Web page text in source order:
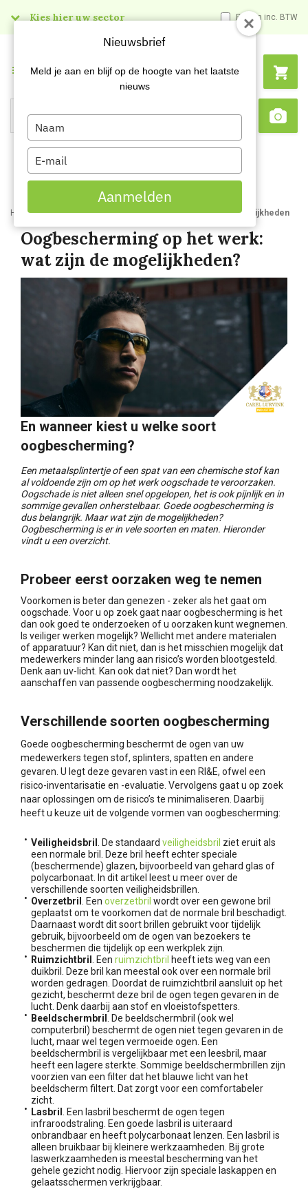
Kies hier uw sector Prijzen inc. BTW
Search
Menu
Home Blog Oogbescherming op het werk wat zijn de mogelijkheden
Oogbescherming op het werk:
wat zijn de mogelijkheden?
En wanneer kiest u welke soort
oogbescherming?
Een metaalsplintertje of een spat van een chemische stof kan
al voldoende zijn om op het werk oogschade te veroorzaken.
Oogschade is niet alleen snel opgelopen, het is ook pijnlijk en in
sommige gevallen onherstelbaar. Goede oogbescherming is
dus belangrijk. Maar wat zijn de mogelijkheden?
Oogbescherming is er in vele soorten en maten. Hieronder
vindt u een overzicht.
Probeer eerst oorzaken weg te nemen
Voorkomen is beter dan genezen - zeker als het gaat om
oogschade. Voor u op zoek gaat naar oogbescherming is het
dan ook goed te onderzoeken of u oorzaken kunt wegnemen.
Is veiliger werken mogelijk? Wellicht met andere materialen
of apparatuur? Kan dit niet, dan is het misschien mogelijk dat
medewerkers minder lang aan risico’s worden blootgesteld.
Denk aan uv-licht. Kan ook dat niet? Dan wordt het
aanschaffen van passende oogbescherming noodzakelijk.
Verschillende soorten oogbescherming
Goede oogbescherming beschermt de ogen van uw
medewerkers tegen stof, splinters, spatten en andere
gevaren. U legt deze gevaren vast in een RI&E, ofwel een
risico-inventarisatie en -evaluatie. Vervolgens gaat u op zoek
naar oplossingen om de risico’s te minimaliseren. Daarbij
heeft u keuze uit de volgende vormen van oogbescherming:
Veiligheidsbril . De standaard veiligheidsbril ziet eruit als
een normale bril. Deze bril heeft echter speciale
(beschermende) glazen, bijvoorbeeld van gehard glas of
polycarbonaat. In dit artikel leest u meer over de
verschillende soorten veiligheidsbrillen.
Overzetbril . Een overzetbril wordt over een gewone bril
geplaatst om te voorkomen dat de normale bril beschadigt.
Daarnaast wordt dit soort brillen gebruikt voor tijdelijk
gebruik, bijvoorbeeld om de ogen van bezoekers te
beschermen die tijdelijk op een werkplek zijn.
Ruimzichtbril . Een ruimzichtbril heeft iets weg van een
duikbril. Deze bril kan meestal ook over een normale bril
worden gedragen. Doordat de ruimzichtbril aansluit op het
gezicht, beschermt deze bril de ogen tegen gevaren in de
lucht. Denk daarbij aan stof en vloeistofspetters.
Beeldschermbril . De beeldschermbril (ook wel
computerbril) beschermt de ogen niet tegen gevaren in de
lucht, maar wel tegen vermoeide ogen. Een
beeldschermbril is vergelijkbaar met een leesbril, maar
heeft een lagere sterkte. Sommige beeldschermbrillen zijn
voorzien van een filter dat het blauwe licht van het
beeldscherm filtert. Dat zorgt voor een comfortabeler
zicht.
Lasbril . Een lasbril beschermt de ogen tegen
infraroodstraling. Een goede lasbril is uiteraard
onbrandbaar en heeft polycarbonaat lenzen. Een lasbril is
alleen bruikbaar bij kleinere werkzaamheden. Bij grote
laswerkzaamheden is meestal bescherming van het
gehele gezicht nodig. Hiervoor zijn speciale laskappen en
gelaatsschermen verkrijgbaar.
Nieuwsbrief
Meld je aan en blijf op de hoogte van het laatste
nieuws
Type
your
name
Type
your
email
Aanmelden